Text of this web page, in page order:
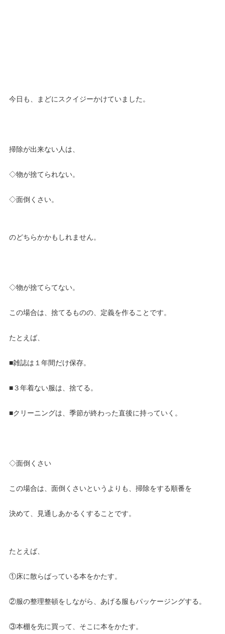
今日も、まどにスクイジーかけていました。
掃除が出来ない人は、
◇物が捨てられない。
◇面倒くさい。
のどちらかかもしれません。
◇物が捨てらてない。
この場合は、捨てるものの、定義を作ることです。
たとえば、
■雑誌は１年間だけ保存。
■３年着ない服は、捨てる。
■クリーニングは、季節が終わった直後に持っていく。
◇面倒くさい
この場合は、面倒くさいというよりも、掃除をする順番を
決めて、見通しあかるくすることです。
たとえば、
①床に散らばっている本をかたす。
②服の整理整頓をしながら、あげる服もパッケージングする。
③本棚を先に買って、そこに本をかたす。